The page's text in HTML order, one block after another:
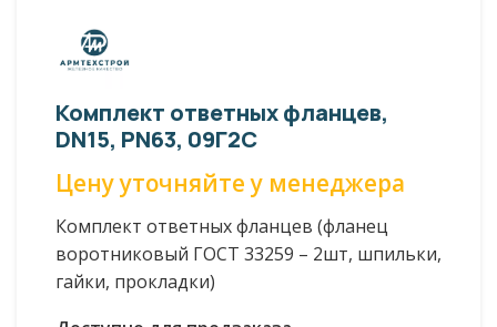
Комплект ответных фланцев,
DN15, PN63, 09Г2С
Цену уточняйте у менеджера
Комплект ответных фланцев (фланец
воротниковый ГОСТ 33259 – 2шт, шпильки,
гайки, прокладки)